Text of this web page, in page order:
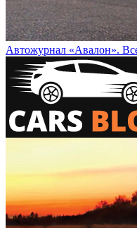
Автожурнал «Авалон».